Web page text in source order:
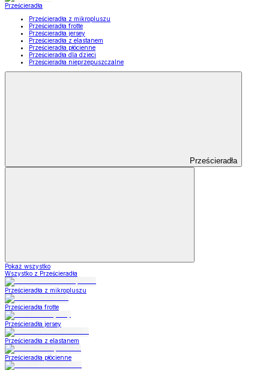
Prześcieradła
Prześcieradła z mikropluszu
Prześcieradła frotte
Prześcieradła jersey
Prześcieradła z elastanem
Prześcieradła płócienne
Prześcieradła dla dzieci
Prześcieradła nieprzepuszczalne
Prześcieradła
Pokaż wszystko
Wszystko z Prześcieradła
Prześcieradła z mikropluszu
Prześcieradła frotte
Prześcieradła jersey
Prześcieradła z elastanem
Prześcieradła płócienne